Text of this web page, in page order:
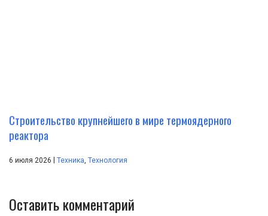
Строительство крупнейшего в мире термоядерного
реактора
6 июля 2026 Техника, Технология
Оставить комментарий